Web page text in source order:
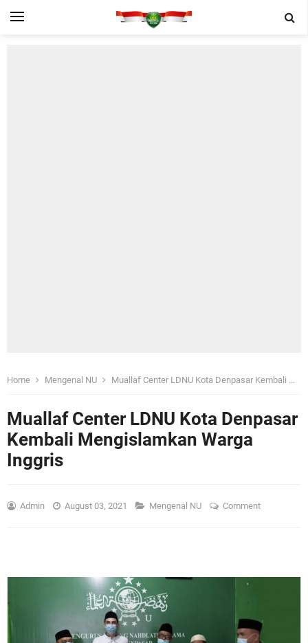
Home Mengenal NU Muallaf Center LDNU Kota Denpasar Kembali Mengislamkan Warga Inggris
Muallaf Center LDNU Kota Denpasar
Kembali Mengislamkan Warga
Inggris
Admin August 03, 2021 Mengenal NU Comment